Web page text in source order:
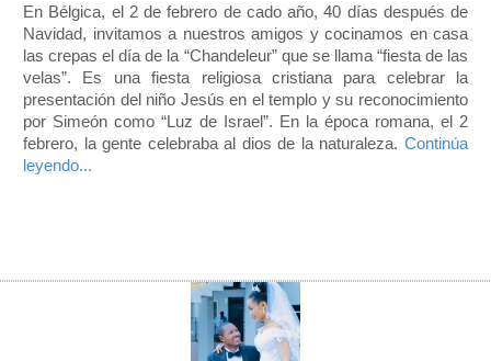
En Bélgica, el 2 de febrero de cado año, 40 días después de
Navidad, invitamos a nuestros amigos y cocinamos en casa
las crepas el día de la “Chandeleur” que se llama “fiesta de las
velas”. Es una fiesta religiosa cristiana para celebrar la
presentación del niño Jesús en el templo y su reconocimiento
por Simeón como “Luz de Israel”. En la época romana, el 2
febrero, la gente celebraba al dios de la naturaleza. Continúa
leyendo...